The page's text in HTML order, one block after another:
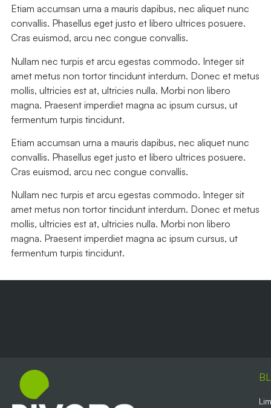
Etiam accumsan urna a mauris dapibus, nec aliquet nunc
convallis. Phasellus eget justo et libero ultrices posuere.
Cras euismod, arcu nec congue convallis.
Nullam nec turpis et arcu egestas commodo. Integer sit
amet metus non tortor tincidunt interdum. Donec et metus
mollis, ultricies est at, ultricies nulla. Morbi non libero
magna. Praesent imperdiet magna ac ipsum cursus, ut
fermentum turpis tincidunt.
Etiam accumsan urna a mauris dapibus, nec aliquet nunc
convallis. Phasellus eget justo et libero ultrices posuere.
Cras euismod, arcu nec congue convallis.
Nullam nec turpis et arcu egestas commodo. Integer sit
amet metus non tortor tincidunt interdum. Donec et metus
mollis, ultricies est at, ultricies nulla. Morbi non libero
magna. Praesent imperdiet magna ac ipsum cursus, ut
fermentum turpis tincidunt.